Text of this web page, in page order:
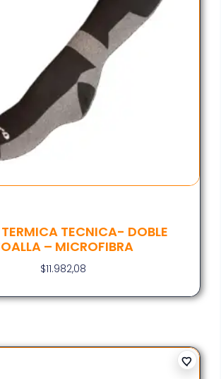
TECNICA- DOBLE
– MICROFIBRA
$11.982,08